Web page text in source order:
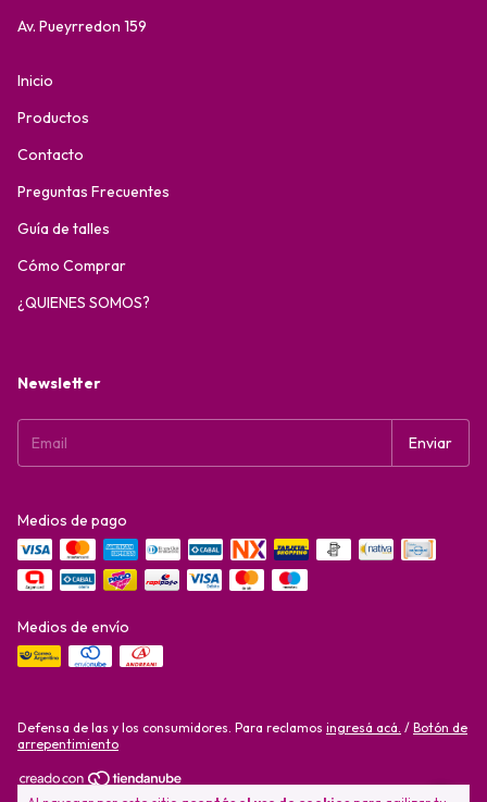
Av. Pueyrredon 159
Inicio
Productos
Contacto
Preguntas Frecuentes
Guía de talles
Cómo Comprar
¿QUIENES SOMOS?
Newsletter
Medios de pago
Medios de envío
Defensa de las y los consumidores. Para reclamos ingresá acá. / Botón de
arrepentimiento